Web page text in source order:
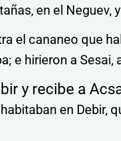
en el Neguev,
el cananeo que
e hirieron a Sesai,
y recibe a
en Debir,